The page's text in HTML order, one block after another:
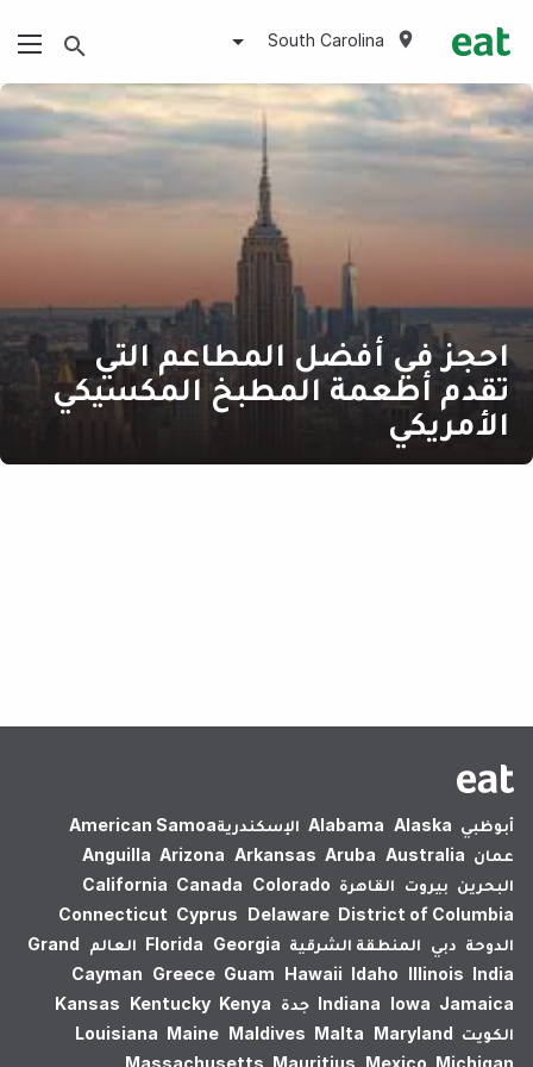
South Carolina
احجز في أفضل المطاعم التي
تقدم أطعمة المطبخ المكسيكي
الأمريكي
أبوظبي Alabama Alaska الإسكندرية‎American Samoa
عمان
Anguilla Arizona Arkansas Aruba Australia
البحرين بيروت القاهرة California Canada Colorado
Connecticut Cyprus Delaware District of Columbia
الدوحة دبي المنطقة الشرقية Florida Georgia العالم
Grand
Cayman Greece Guam Hawaii Idaho Illinois India
Indiana Iowa Jamaica جدة Kansas Kentucky Kenya
الكويت
Louisiana Maine Maldives Malta Maryland